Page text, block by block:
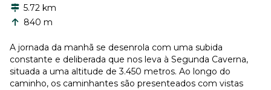
5.72 km
840 m
A jornada da manhã se desenrola com uma subida
constante e deliberada que nos leva à Segunda Caverna,
situada a uma altitude de 3.450 metros. Ao longo do
caminho, os caminhantes são presenteados com vistas